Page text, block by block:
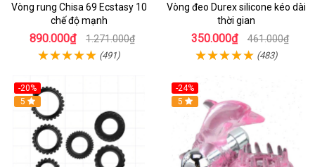
Vòng rung Chisa 69 Ecstasy 10
chế độ mạnh
890.000₫ 1.271.000₫
(491)
Vòng đeo Durex silicone kéo dài
thời gian
350.000₫ 461.000₫
(483)
-20%
Hot
5
-24%
5